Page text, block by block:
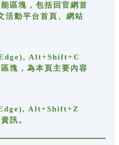
區塊，包括回官網首
活動平台首頁、網站
Alt+Shift+C
塊，為本頁主要內容
Alt+Shift+Z
訊。